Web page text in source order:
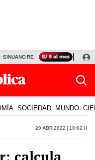
SINUANO RESULTADOS HOY
SOCIEDAD MUNDO
29 Abr 2022 | 10:02 h
calcula